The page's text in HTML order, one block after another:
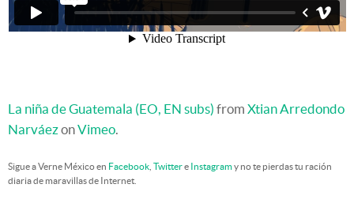
La niña de Guatemala (EO, EN subs) from Xtian Arredondo
NarváezonVimeo.
Sigue a Verne México en Facebook Twittere Instagramy no te pierdas tu ración
diaria de maravillas de Internet.